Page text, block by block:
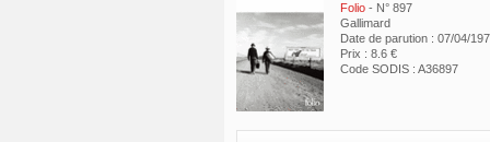
Folio - N° 897
Gallimard
Date de parution : 07/04/
Prix : 8.6 €
Code SODIS : A36897